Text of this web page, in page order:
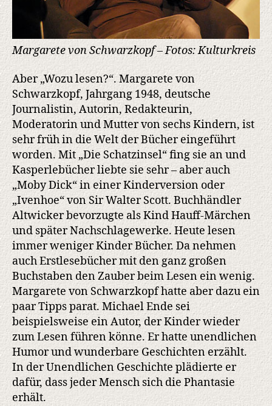
Margarete von Schwarzkopf – Fotos: Kulturkreis
Aber „Wozu lesen?“. Margarete von
Schwarzkopf, Jahrgang 1948, deutsche
Journalistin, Autorin, Redakteurin,
Moderatorin und Mutter von sechs Kindern, ist
sehr früh in die Welt der Bücher eingeführt
worden. Mit „Die Schatzinsel“ fing sie an und
Kasperlebücher liebte sie sehr – aber auch
„Moby Dick“ in einer Kinderversion oder
„Ivenhoe“ von Sir Walter Scott. Buchhändler
Altwicker bevorzugte als Kind Hauff-Märchen
und später Nachschlagewerke. Heute lesen
immer weniger Kinder Bücher. Da nehmen
auch Erstlesebücher mit den ganz großen
Buchstaben den Zauber beim Lesen ein wenig.
Margarete von Schwarzkopf hatte aber dazu ein
paar Tipps parat. Michael Ende sei
beispielsweise ein Autor, der Kinder wieder
zum Lesen führen könne. Er hatte unendlichen
Humor und wunderbare Geschichten erzählt.
In der Unendlichen Geschichte plädierte er
dafür, dass jeder Mensch sich die Phantasie
erhält.